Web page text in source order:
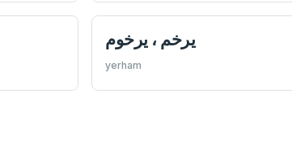
يرخم ، يرخوم
yerham